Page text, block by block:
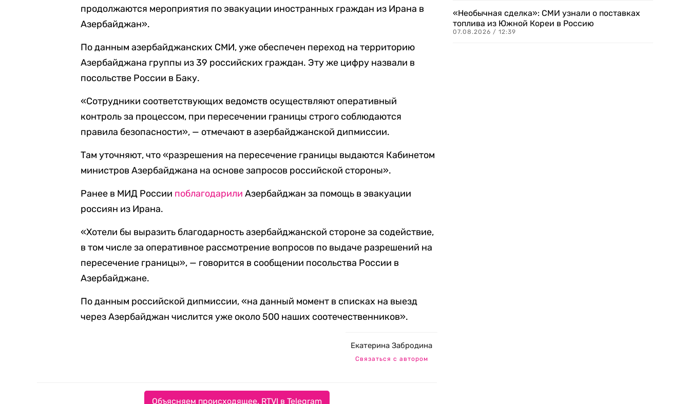
продолжаются мероприятия по эвакуации иностранных граждан из Ирана в
Азербайджан».
По данным азербайджанских СМИ, уже обеспечен переход на территорию
Азербайджана группы из 39 российских граждан. Эту же цифру назвали в
посольстве России в Баку.
«Сотрудники соответствующих ведомств осуществляют оперативный
контроль за процессом, при пересечении границы строго соблюдаются
правила безопасности», — отмечают в азербайджанской дипмиссии.
Там уточняют, что «разрешения на пересечение границы выдаются Кабинетом
министров Азербайджана на основе запросов российской стороны».
Ранее в МИД России поблагодарили Азербайджан за помощь в эвакуации
россиян из Ирана.
«Хотели бы выразить благодарность азербайджанской стороне за содействие,
в том числе за оперативное рассмотрение вопросов по выдаче разрешений на
пересечение границы», — говорится в сообщении посольства России в
Азербайджане.
По данным российской дипмиссии, «на данный момент в списках на выезд
через Азербайджан числится уже около 500 наших соотечественников».
Екатерина Забродина
Связаться с автором
Объясняем происходящее. RTVI в Telegram
«Необычная сделка»: СМИ узнали о поставках
топлива из Южной Кореи в Россию
07.08.2026 / 12:39